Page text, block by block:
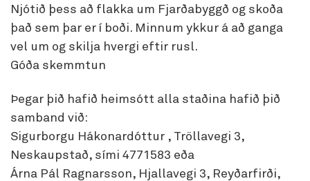
Njótið þess að flakka um Fjarðabyggð og skoða
það sem þar er í boði. Minnum ykkur á að ganga
vel um og skilja hvergi eftir rusl.
Góða skemmtun
Þegar þið hafið heimsótt alla staðina hafið þið
samband við:
Sigurborgu Hákonardóttur , Tröllavegi 3,
Neskaupstað, sími 4771583 eða
Árna Pál Ragnarsson, Hjallavegi 3, Reyðarfirði,